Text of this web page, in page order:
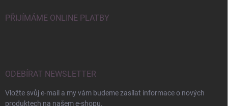
PŘIJÍMÁME ONLINE PLATBY
ODEBÍRAT NEWSLETTER
Vložte svůj e-mail a my vám budeme zasílat informace o nových
produktech na našem e-shopu.